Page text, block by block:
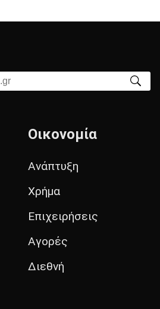
Οικονομία
Ανάπτυξη
Χρήμα
Επιχειρήσεις
Αγορές
Διεθνή